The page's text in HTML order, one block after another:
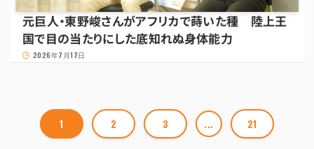
元巨人・東野峻さんがアフリカで蒔いた種 陸上王
国で目の当たりにした底知れぬ身体能力
2026年7月17日
1 2 3 ... 21